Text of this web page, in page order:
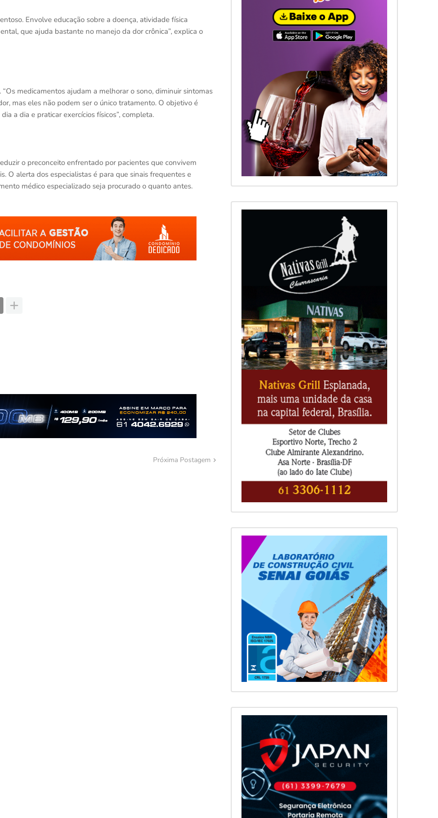
Envolve educação sobre a doença, atividade física
que ajuda bastante no manejo da dor crônica”, explica o
medicamentos ajudam a melhorar o sono, diminuir sintomas
mas eles não podem ser o único tratamento. O objetivo é
a dia e praticar exercícios físicos”, completa.
o preconceito enfrentado por pacientes que convivem
O alerta dos especialistas é para que sinais frequentes e
médico especializado seja procurado o quanto antes.
Próxima Postagem